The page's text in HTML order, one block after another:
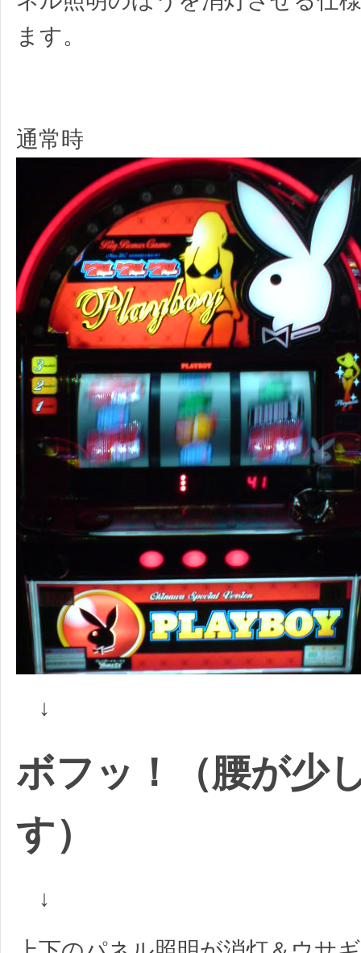
ます。
通常時
↓
ボフッ！（腰が少
す）
↓